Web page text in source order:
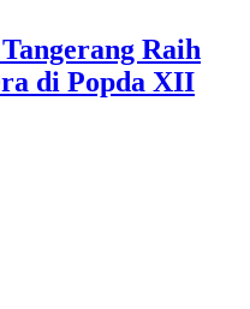
Raih
di Popda XII